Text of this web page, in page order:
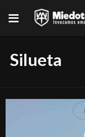
Silueta